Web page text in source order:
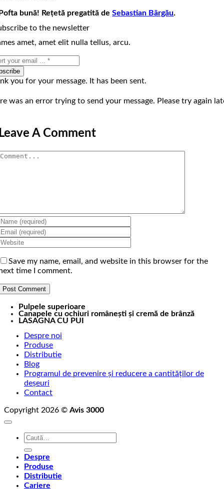
bună! Rețetă pregatită deSebastian Bârgău.
to the newsletter
amet, amet elit nulla tellus, arcu.
you for your message. It has been sent.
was an error trying to send your message. Please try again
A Comment
Save my name, email, and website in this browser for the
time I comment.
Pulpele superioare
Canapele cu ochiuri românești și cremă de brânză
LASAGNA CU PUI
Despre noi
Produse
Distributie
Blog
Programul de prevenire și reducere a cantităților de
deșeuri
Contact
Copyright 2026 © Avis 3000
Caută
Despre
Produse
Distributie
Cariere